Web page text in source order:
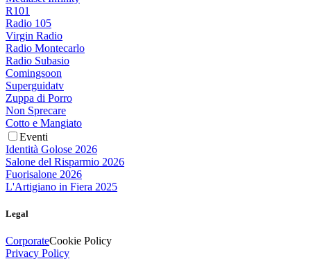
R101
Radio 105
Virgin Radio
Radio Montecarlo
Radio Subasio
Comingsoon
Superguidatv
Zuppa di Porro
Non Sprecare
Cotto e Mangiato
Eventi
Identità Golose 2026
Salone del Risparmio 2026
Fuorisalone 2026
L'Artigiano in Fiera 2025
Legal
CorporateCookie Policy
Privacy Policy